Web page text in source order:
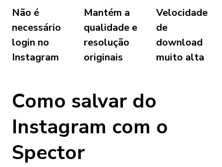
Não é
necessário
login no
Instagram
Mantém a
qualidade e
resolução
originais
Velocidade
de
download
muito alta
Como salvar do
Instagram com o
Spector